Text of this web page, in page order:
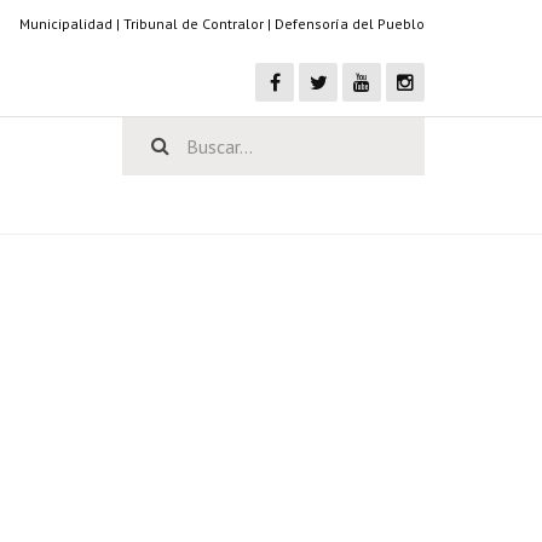
Municipalidad | Tribunal de Contralor | Defensoría del Pueblo